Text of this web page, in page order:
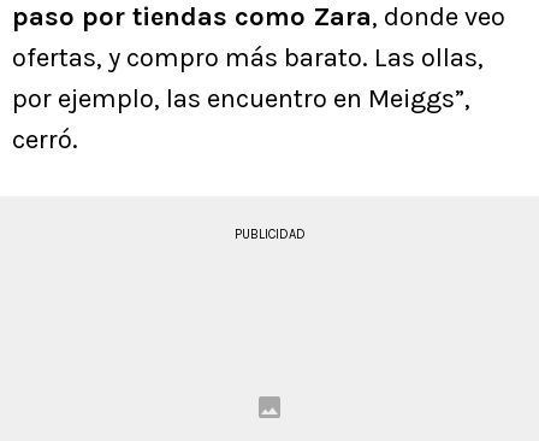
paso por tiendas como Zara, donde veo
ofertas, y compro más barato. Las ollas,
por ejemplo, las encuentro en Meiggs”,
cerró.
PUBLICIDAD